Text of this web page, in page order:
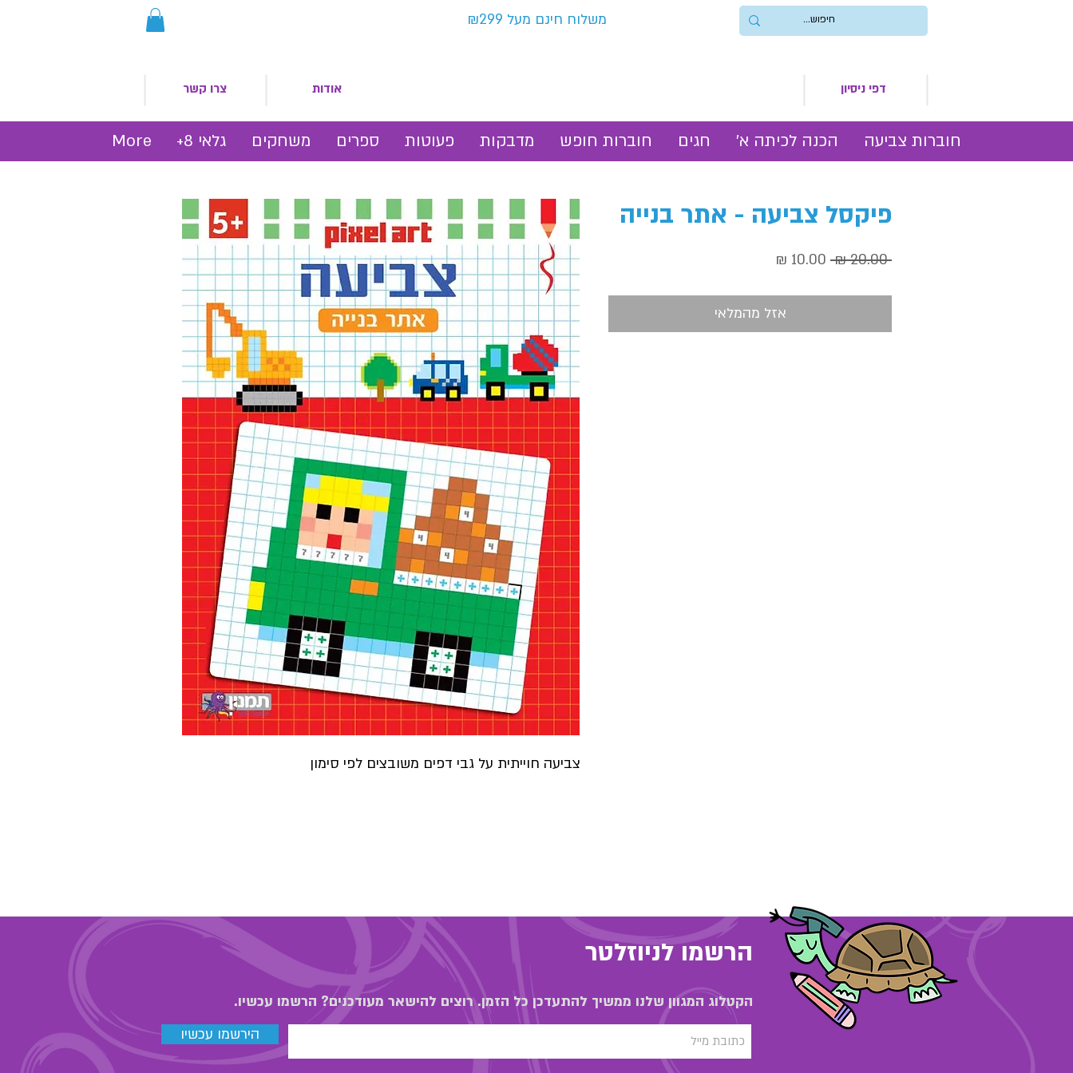
משלוח חינם מעל ₪299
חוברות צביעה הכנה לכיתה א׳ חגים חוברות חופש מדבקות פעוטות ספרים משחקים גלאי 8+ More
צרו קשר אודות דפי ניסיון
צביעה חוייתית על גבי דפים משובצים לפי סימון
פיקסל צביעה - אתר בנייה
‏20.00 ‏₪
מחיר
אזל מהמלאי
הרשמו לניוזלטר
הירשמו עכשיו
הקטלוג המגוון שלנו ממשיך להתעדכן כל הזמן. רוצים להישאר מעודכנים? הרשמו עכשיו.